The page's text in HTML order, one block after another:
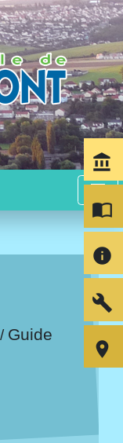
menu
/ Guide
account_balance
import_contacts
info
build
room